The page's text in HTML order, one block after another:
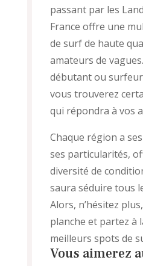
passant par les
France offre une
de surf de haute
amateurs de
débutant ou
vous trouverez
qui répondra à vos
Chaque région a
ses particularités,
diversité de
saura séduire tous
Alors, n’hésitez
planche et partez à
meilleurs spots de
Vous aimerez